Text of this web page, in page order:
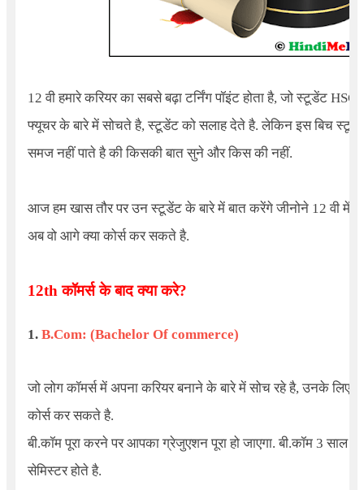
12 वी हमारे करियर का सबसे बढ़ा टर्निंग पॉइंट होता है, जो स्टूडेंट
फ्यूचर के बारे में सोचते है, स्टूडेंट को सलाह देते है. लेकिन इस बिच
समज नहीं पाते है की किसकी बात सुने और किस की नहीं.
आज हम खास तौर पर उन स्टूडेंट के बारे में बात करेंगे जीनोने 12 वी में
अब वो आगे क्या कोर्स कर सकते है.
12th कॉमर्स के बाद क्या करे?
1. B.Com: (Bachelor Of commerce)
जो लोग कॉमर्स में अपना करियर बनाने के बारे में सोच रहे है, उनके लिए
कोर्स कर सकते है.
बी.कॉम पूरा करने पर आपका ग्रेजुएशन पूरा हो जाएगा. बी.कॉम 3 साल
सेमिस्टर होते है.